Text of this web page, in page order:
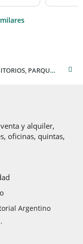
CASA EN VENTA EN CITY BELL CON 3 DORMITORIOS, PARQUE Y GALERIA
y alquiler,
oficinas, quintas,
Argentino